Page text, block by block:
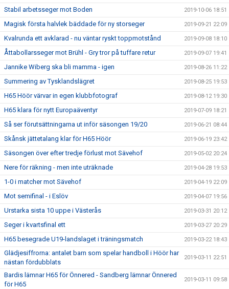
Stabil arbetsseger mot Boden 2019-10-06 18:51
Magisk första halvlek bäddade för ny storseger 2019-09-21 22:09
Kvalrunda ett avklarad - nu väntar ryskt toppmotstånd 2019-09-08 18:10
Åttabollarsseger mot Brühl - Gry tror på tuffare retur 2019-09-07 19:41
Jannike Wiberg ska bli mamma - igen 2019-08-26 11:22
Summering av Tysklandslägret 2019-08-25 19:53
H65 Höör värvar in egen klubbfotograf 2019-08-12 19:30
H65 klara för nytt Europaäventyr 2019-07-09 18:21
Så ser förutsättningarna ut inför säsongen 19/20 2019-06-21 08:44
Skånsk jättetalang klar för H65 Höör 2019-06-19 23:42
Säsongen över efter tredje förlust mot Sävehof 2019-05-02 20:24
Nere för räkning - men inte uträknade 2019-04-28 19:53
1-0 i matcher mot Sävehof 2019-04-19 22:09
Mot semifinal - i Eslöv 2019-04-07 19:56
Urstarka sista 10 uppe i Västerås 2019-03-31 20:12
Seger i kvartsfinal ett 2019-03-27 20:29
H65 besegrade U19-landslaget i träningsmatch 2019-03-22 18:43
Glädjesiffrorna: antalet barn som spelar handboll i Höör har
nästan fördubblats
2019-03-11 22:51
Bardis lämnar H65 för Önnered - Sandberg lämnar Önnered
för H65
2019-03-11 09:58